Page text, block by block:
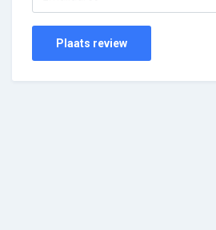
Plaats review